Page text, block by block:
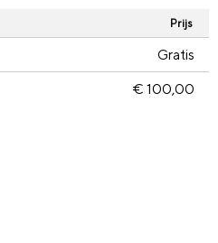
Prijs
Gratis
€ 100,00